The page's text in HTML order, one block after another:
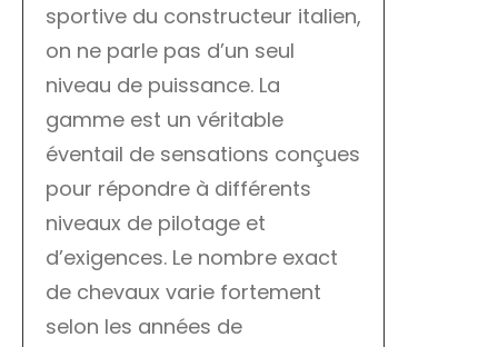
sportive du constructeur italien,
on ne parle pas d’un seul
niveau de puissance. La
gamme est un véritable
éventail de sensations conçues
pour répondre à différents
niveaux de pilotage et
d’exigences. Le nombre exact
de chevaux varie fortement
selon les années de